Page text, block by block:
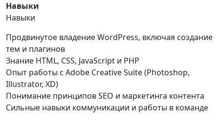
Навыки
Навыки
Продвинутое владение WordPress, включая создание
тем и плагинов
Знание HTML, CSS, JavaScript и PHP
Опыт работы с Adobe Creative Suite (Photoshop,
Illustrator, XD)
Понимание принципов SEO и маркетинга контента
Сильные навыки коммуникации и работы в команде